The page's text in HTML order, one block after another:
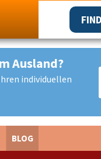
Ausland?
individuellen
BLOG